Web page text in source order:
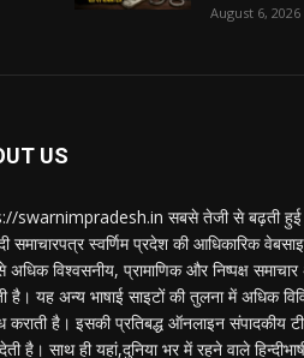
August 6, 2026
US
swarnimpradesh.in सबसे तेजी से बढ़ती हुई
समाचारपत्र स्वर्णिम प्रदेश की आधिकारिक
विश्वसनीय, प्रामाणिक और निष्पक्ष
है। यह अन्य भाषाई साइटों की तुलना में अधिक
कराती है। इसकी प्रतिबद्ध ऑनलाइन संपादकीय
है। साथ ही यहां,दुनिया भर में रहने वाले